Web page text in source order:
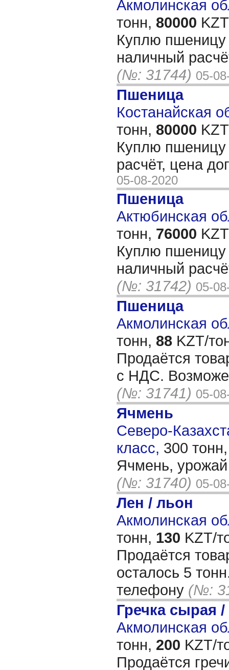
Акмолинская
тонн, 80000
Куплю пшеницу
наличный
(№: 31744) 05-
Пшеница
Костанайская
тонн, 80000
Куплю пшеницу
расчёт, цена
05-08-2020
Пшеница
Актюбинская
тонн, 76000
Куплю пшеницу
наличный
(№: 31742) 05-
Пшеница
Акмолинская
тонн, 88 KZT/
Продаётся
с НДС.
(№: 31741) 05-
Ячмень
Северо-
класс, 300
Ячмень,
(№: 31740) 05-
Лен / льон
Акмолинская
тонн, 130 KZT/
Продаётся
осталось 5
телефону (№:
Гречка сырая /
Акмолинская
тонн, 200 KZT/
Продаётся